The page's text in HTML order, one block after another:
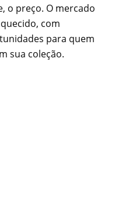
o preço. O mercado
com
para quem
sua coleção.